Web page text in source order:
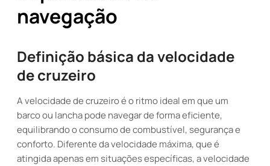
navegação
Definição básica da velocidade
de cruzeiro
A velocidade de cruzeiro é o ritmo ideal em que um
barco ou lancha pode navegar de forma eficiente,
equilibrando o consumo de combustível, segurança e
conforto. Diferente da velocidade máxima, que é
atingida apenas em situações específicas, a velocidade